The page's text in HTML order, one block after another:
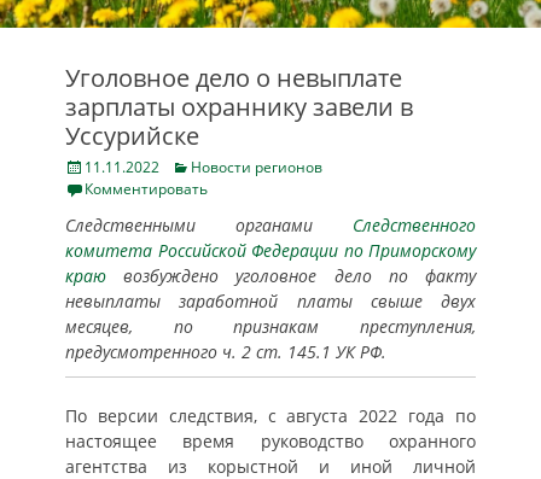
Уголовное дело о невыплате
зарплаты охраннику завели в
Уссурийске
Posted
on
11.11.2022 Categories
Новости регионов
Комментировать
Следственными органами Следственного
комитета Российской Федерации по Приморскому
краю возбуждено уголовное дело по факту
невыплаты заработной платы свыше двух
месяцев, по признакам преступления,
предусмотренного ч. 2 ст. 145.1 УК РФ.
По версии следствия, с августа 2022 года по
настоящее время руководство охранного
агентства из корыстной и иной личной